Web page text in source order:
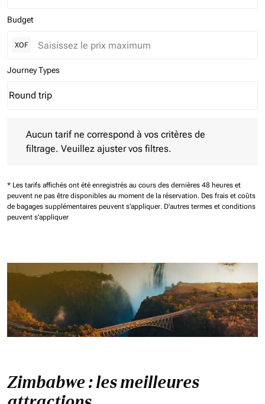
Budget
XOF
Journey Types
Journey Types option Round trip Selected
Round trip
keyboard_arrow_down
Aucun tarif ne correspond à vos critères de
filtrage. Veuillez ajuster vos filtres.
* Les tarifs affichés ont été enregistrés au cours des dernières 48 heures et
peuvent ne pas être disponibles au moment de la réservation. Des frais et coûts
de bagages supplémentaires peuvent s'appliquer. D'autres termes et conditions
peuvent s'appliquer
Zimbabwe : les meilleures